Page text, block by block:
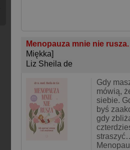
Menopauza mnie nie
Miękka]
Liz Sheila de
Gdy
mówią,
siebie.
byś
gdy